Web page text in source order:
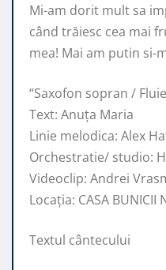
Mi-am dorit mult sa
când trăiesc cea mai
mea! Mai am putin si-
“Saxofon sopran /
Text: Anuța Maria
Linie melodica: Alex
Orchestratie/ studio:
Videoclip: Andrei
Locația: CASA BUNICII
Textul cântecului